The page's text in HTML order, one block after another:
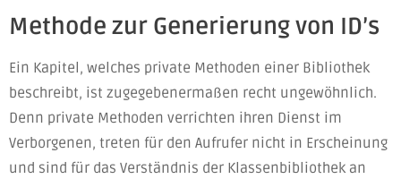
Methode zur Generierung von ID’s
Ein Kapitel, welches private Methoden einer Bibliothek
beschreibt, ist zugegebenermaßen recht ungewöhnlich.
Denn private Methoden verrichten ihren Dienst im
Verborgenen, treten für den Aufrufer nicht in Erscheinung
und sind für das Verständnis der Klassenbibliothek an